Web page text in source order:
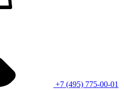
+7 (495) 775-00-01